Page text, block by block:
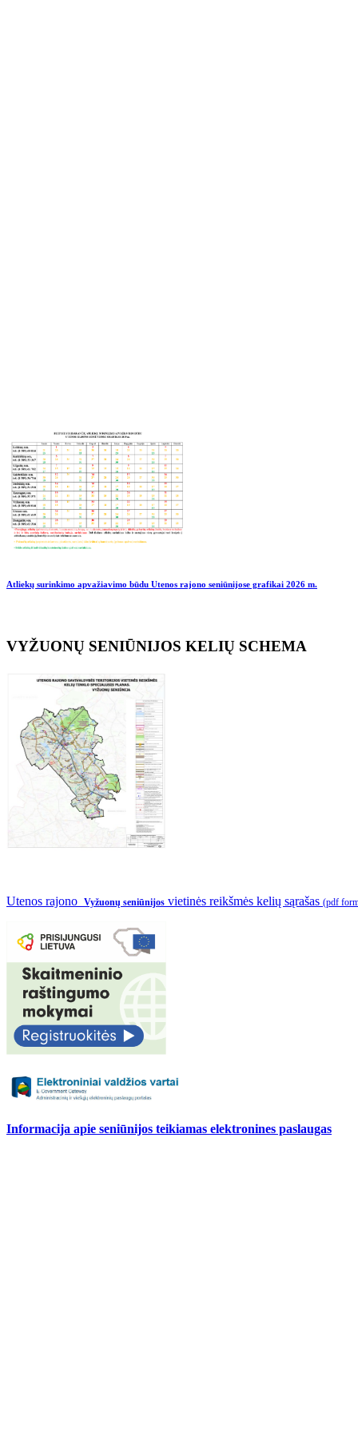
Atliekų surinkimo apvažiavimo būdu Utenos rajono seniūnijose grafikai 2026 m.
VYŽUONŲ SENIŪNIJOS KELIŲ SCHEMA
Utenos rajono Vyžuonų seniūnijos vietinės reikšmės kelių sąrašas (pdf
Informacija apie seniūnijos teikiamas elektronines paslaugas